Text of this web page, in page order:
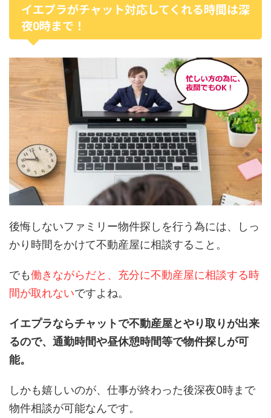
イエプラがチャット対応してくれる時間は深
夜0時まで！
後悔しないファミリー物件探しを行う為には、しっ
かり時間をかけて不動産屋に相談すること。
でも働きながらだと、充分に不動産屋に相談する時
間が取れないですよね。
イエプラならチャットで不動産屋とやり取りが出来
るので、通勤時間や昼休憩時間等で物件探しが可
能。
しかも嬉しいのが、仕事が終わった後深夜0時まで
物件相談が可能なんです。